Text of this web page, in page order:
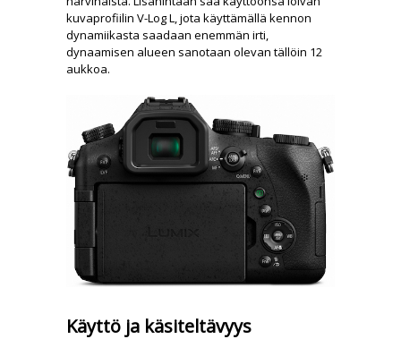
kuvaprofiilin V-Log L, jota käyttämällä kennon
dynamiikasta saadaan enemmän irti,
dynaamisen alueen sanotaan olevan tällöin 12
aukkoa.
Käyttö ja käsiteltävyys